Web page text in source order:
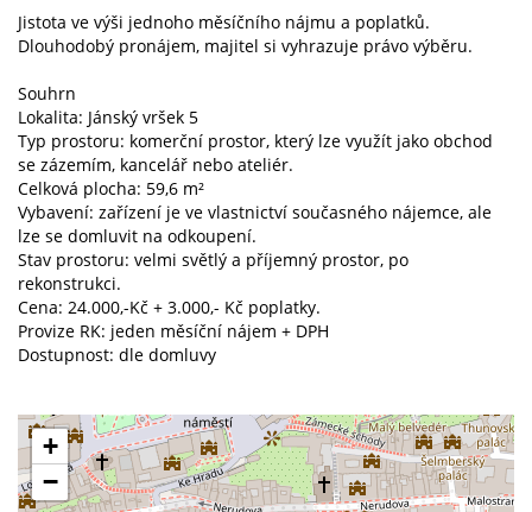
Jistota ve výši jednoho měsíčního nájmu a poplatků.
Dlouhodobý pronájem, majitel si vyhrazuje právo výběru.
Souhrn
Lokalita: Jánský vršek 5
Typ prostoru: komerční prostor, který lze využít jako obchod
se zázemím, kancelář nebo ateliér.
Celková plocha: 59,6 m²
Vybavení: zařízení je ve vlastnictví současného nájemce, ale
lze se domluvit na odkoupení.
Stav prostoru: velmi světlý a příjemný prostor, po
rekonstrukci.
Cena: 24.000,-Kč + 3.000,- Kč poplatky.
Provize RK: jeden měsíční nájem + DPH
Dostupnost: dle domluvy
+
−